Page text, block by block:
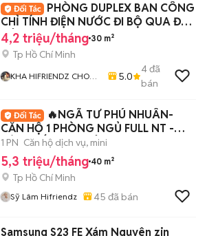
PHÒNG DUPLEX BAN CÔNG
CHỈ TÍNH ĐIỆN NƯỚC ĐI BỘ QUA ĐH
CÔNG NGHIỆP
4,2 triệu/tháng 30 m²
Tp Hồ Chí Minh
KHA HIFRIENDZ CHO
- TÂN BÌNH
5.0
4đã
bán
🔥NGÃ TƯ PHÚ NHUÂN-
CĂN HỘ 1 PHÒNG NGỦ FULL NT -
TÁCH BẾP-BAN CÔNG-40M2
1 PN Căn hộ dịch vụ, mini
5,3 triệu/tháng 40 m²
Tp Hồ Chí Minh
Sỹ Lâm Hifriendz 45 đã bán
Samsung S23 FE Xám Nguyên zin